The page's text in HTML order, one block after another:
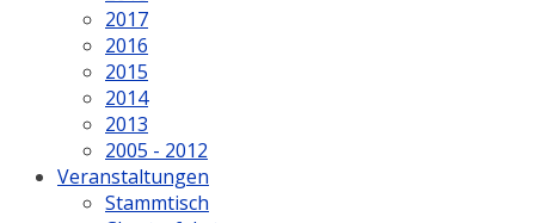
2017
2016
2015
2014
2013
2005 - 2012
Veranstaltungen
Stammtisch